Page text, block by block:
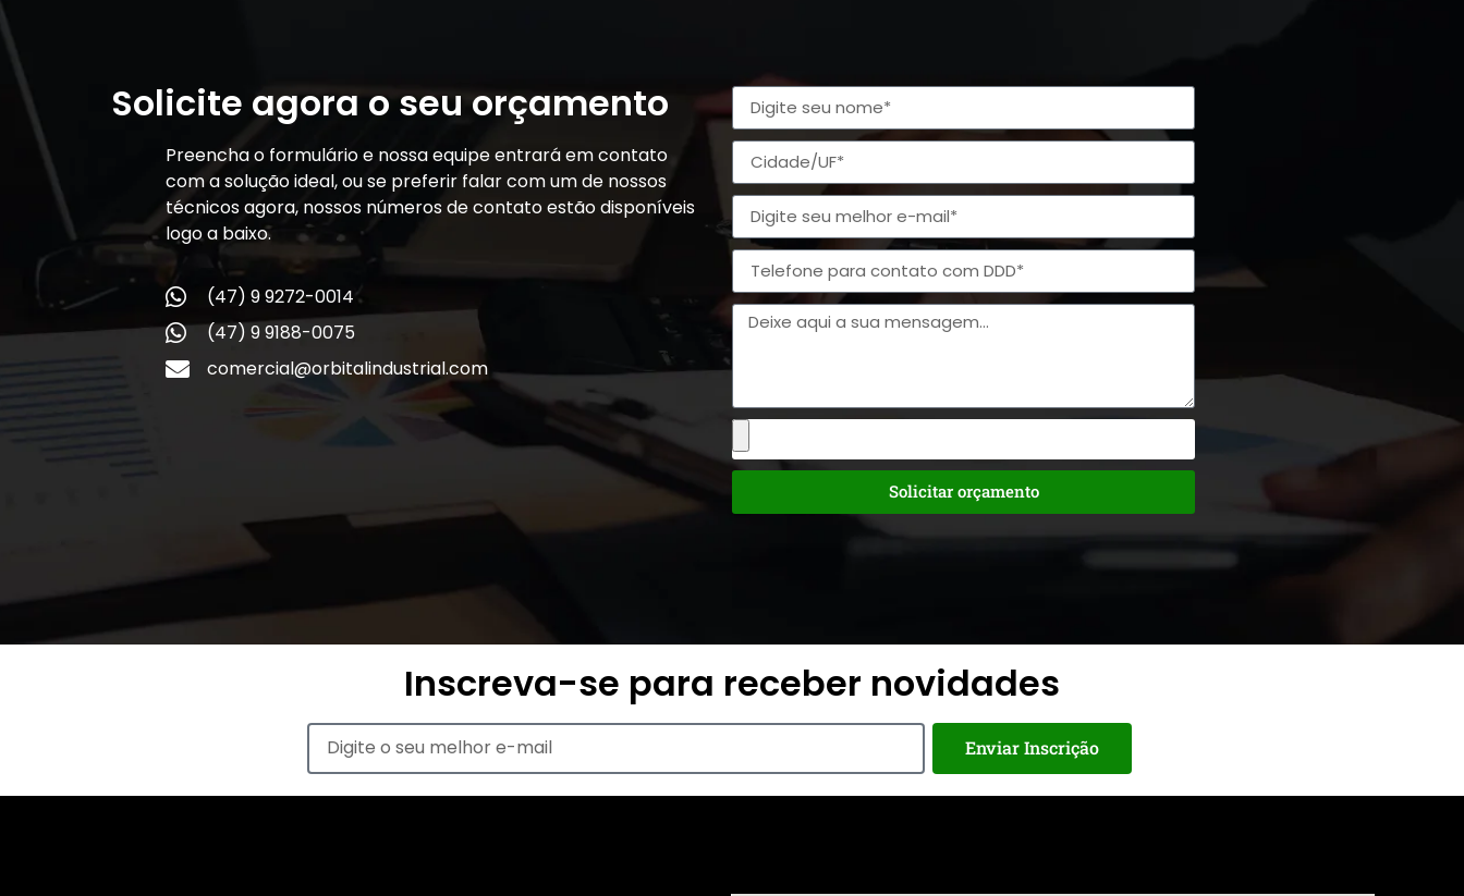
Solicite agora o seu orçamento
Preencha o formulário e nossa equipe entrará em contato
com a solução ideal, ou se preferir falar com um de nossos
técnicos agora, nossos números de contato estão disponíveis
logo a baixo.
(47) 9 9272-0014
(47) 9 9188-0075
comercial@orbitalindustrial.com
Solicitar orçamento
Inscreva-se para receber novidades
Enviar Inscrição